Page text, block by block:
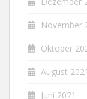
November
Oktober
August 2021
Juni 2021